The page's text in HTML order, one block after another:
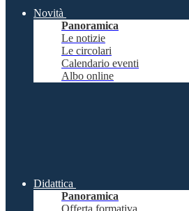
Novità
Panoramica
Le notizie
Le circolari
Calendario eventi
Albo online
Didattica
Panoramica